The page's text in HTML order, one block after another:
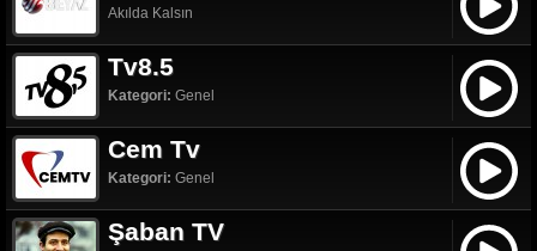
Akılda Kalsın
Tv8.5
Kategori: Genel
Cem Tv
Kategori: Genel
Şaban TV